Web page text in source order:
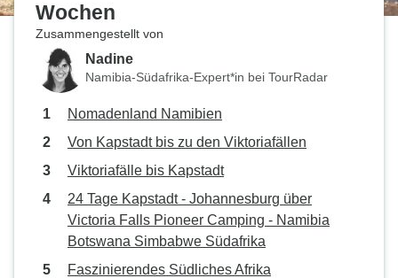
Wochen
Zusammengestellt von
Nadine
Namibia-Südafrika-Expert*in bei TourRadar
Nomadenland Namibien
Von Kapstadt bis zu den Viktoriafällen
Viktoriafälle bis Kapstadt
24 Tage Kapstadt - Johannesburg über
Victoria Falls Pioneer Camping - Namibia
Botswana Simbabwe Südafrika
Faszinierendes Südliches Afrika